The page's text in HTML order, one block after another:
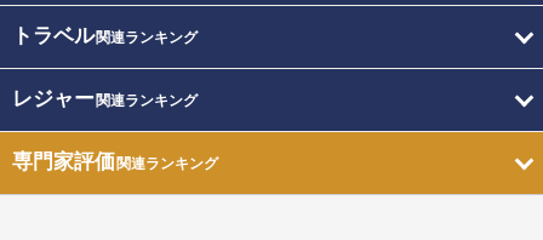
トラベル関連ランキング
レジャー関連ランキング
専門家評価関連ランキング